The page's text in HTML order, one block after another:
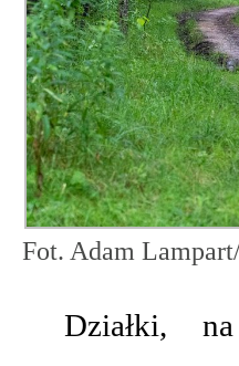
Fot. Adam
Działki,